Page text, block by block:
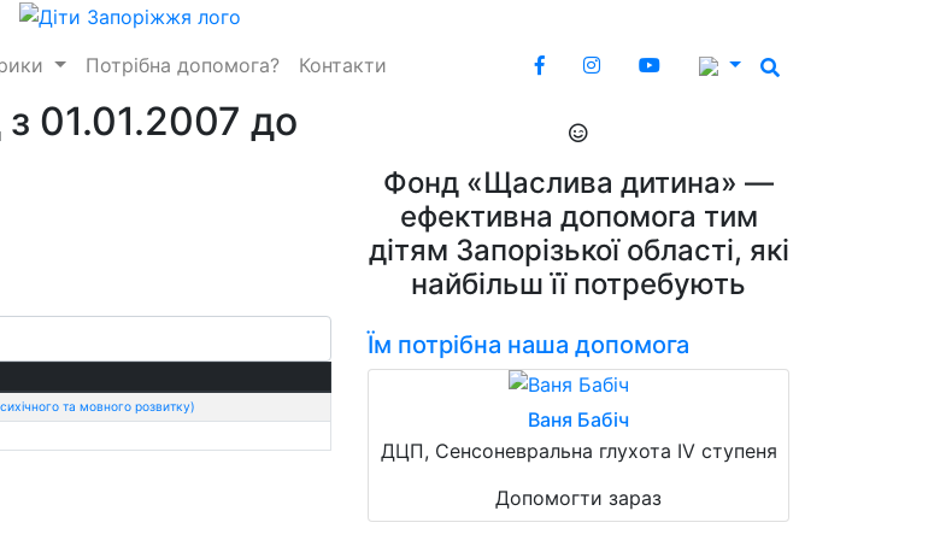
Потрібна допомога? Контакти
з 01.01.2007 до
та мовного розвитку)
Фонд «Щаслива дитина» —
ефективна допомога тим
дітям Запорізької області, які
найбільш її потребують
Їм потрібна наша допомога
Ваня Бабіч
ДЦП, Сенсоневральна глухота IV ступеня
Допомогти зараз